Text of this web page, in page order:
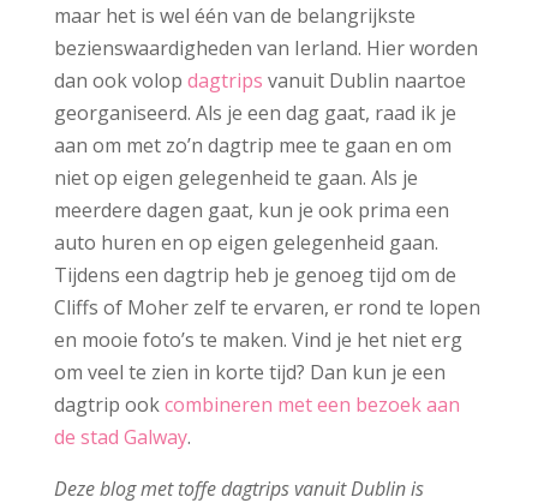
maar het is wel één van de belangrijkste
bezienswaardigheden van Ierland. Hier worden
dan ook volop dagtrips vanuit Dublin naartoe
georganiseerd. Als je een dag gaat, raad ik je
aan om met zo’n dagtrip mee te gaan en om
niet op eigen gelegenheid te gaan. Als je
meerdere dagen gaat, kun je ook prima een
auto huren en op eigen gelegenheid gaan.
Tijdens een dagtrip heb je genoeg tijd om de
Cliffs of Moher zelf te ervaren, er rond te lopen
en mooie foto’s te maken. Vind je het niet erg
om veel te zien in korte tijd? Dan kun je een
dagtrip ookcombineren met een bezoek aan
de stad Galway.
Deze blog met toffe dagtrips vanuit Dublin is